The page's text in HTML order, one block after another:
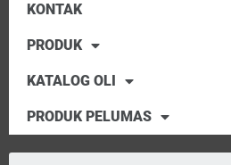
KONTAK
PRODUK
KATALOG OLI
PRODUK PELUMAS